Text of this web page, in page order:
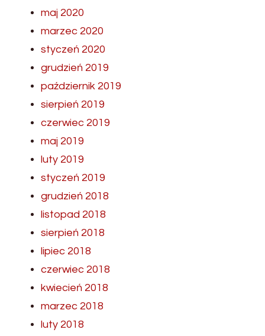
maj 2020
marzec 2020
styczeń 2020
grudzień 2019
październik 2019
sierpień 2019
czerwiec 2019
maj 2019
luty 2019
styczeń 2019
grudzień 2018
listopad 2018
sierpień 2018
lipiec 2018
czerwiec 2018
kwiecień 2018
marzec 2018
luty 2018